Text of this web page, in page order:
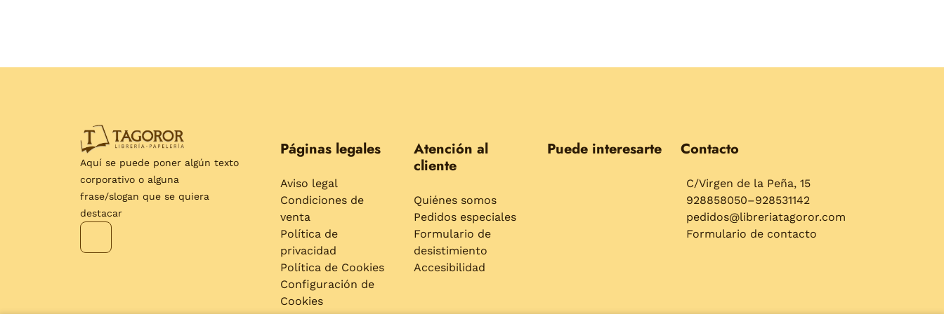
Aquí se puede poner algún texto
corporativo o alguna
frase/slogan que se quiera
destacar
Páginas legales
Aviso legal
Condiciones de
venta
Política de
privacidad
Política de Cookies
Configuración de
Cookies
Atención al
cliente
Quiénes somos
Pedidos especiales
Formulario de
desistimiento
Accesibilidad
Puede interesarte Contacto
C/Virgen de la Peña, 15
928858050–928531142
pedidos@libreriatagoror.com
Formulario de contacto